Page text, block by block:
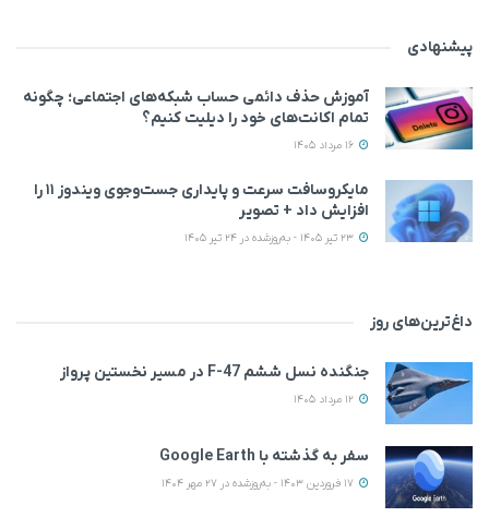
پیشنهادی
آموزش حذف دائمی حساب شبکه‌های اجتماعی؛ چگونه
تمام اکانت‌های خود را دیلیت کنیم؟
مایکروسافت سرعت و پایداری جست‌وجوی ویندوز ۱۱ را
افزایش داد + تصویر
داغ‌ترین‌های روز
جنگنده نسل ششم F-47 در مسیر نخستین پرواز
سفر به گذشته با Google Earth